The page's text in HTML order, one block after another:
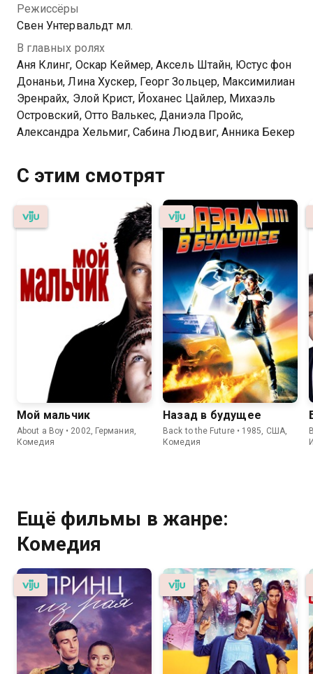
Режиссёры
Свен Унтервальдт мл.
В главных ролях
Аня Клинг, Оскар Кеймер, Аксель Штайн, Юстус фон
Донаньи, Лина Хускер, Георг Зольцер, Максимилиан
Эренрайх, Элой Крист, Йоханес Цайлер, Михаэль
Островский, Отто Валькес, Даниэла Пройс,
Александра Хельмиг, Сабина Людвиг, Анника Бекер
С этим смотрят
Мой мальчик
About a Boy • 2002, Германия,
Комедия
Назад в будущее
Back to the Future • 1985, США,
Комедия
Ещё фильмы в жанре:
Комедия